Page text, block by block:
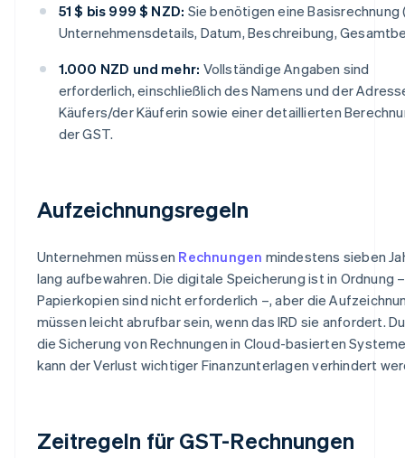
51 $ bis 999 $ NZD: Sie benötigen eine Basisrechnung
Unternehmensdetails, Datum, Beschreibung,
1.000 NZD und mehr: Vollständige Angaben sind
erforderlich, einschließlich des Namens und der
Käufers/der Käuferin sowie einer detaillierten
der GST.
Aufzeichnungsregeln
Unternehmen müssen Rechnungen mindestens sieben
lang aufbewahren. Die digitale Speicherung ist in Ordnung –
Papierkopien sind nicht erforderlich –, aber die
müssen leicht abrufbar sein, wenn das IRD sie anfordert.
die Sicherung von Rechnungen in Cloud-basierten
kann der Verlust wichtiger Finanzunterlagen verhindert
Zeitregeln für GST-Rechnungen